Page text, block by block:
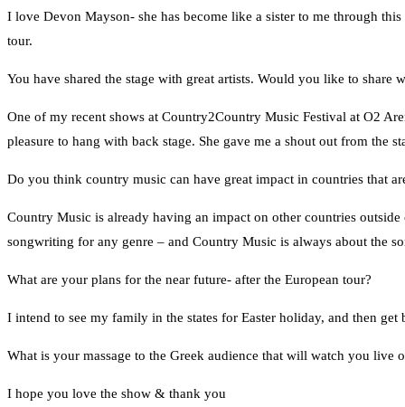
I love Devon Mayson- she has become like a sister to me through
tour.
You have shared the stage with great artists. Would you like to share
One of my recent shows at Country2Country Music Festival at O2
pleasure to hang with back stage. She gave me a shout out from the
Do you think country music can have great impact in countries that
Country Music is already having an impact on other countries
songwriting for any genre – and Country Music is always about the
What are your plans for the near future- after the European tour?
I intend to see my family in the states for Easter holiday, and then
What is your massage to the Greek audience that will watch you live
I hope you love the show & thank you